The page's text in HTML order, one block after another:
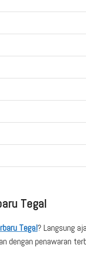
Tegal
Tegal? Langsung
dengan penawaran